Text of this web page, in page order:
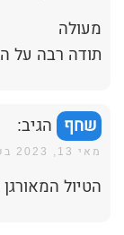
מעולה
תודה רבה על
שחף הגיב:
מאי 13, 2023 בשעה 8:42 PM
הטיול